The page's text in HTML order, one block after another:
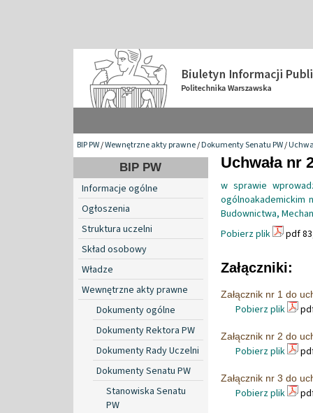
BIP PW/Wewnętrzne akty prawne/Dokumenty Senatu PW/
BIP PW
Informacje ogólne
Ogłoszenia
Struktura uczelni
Skład osobowy
Władze
Wewnętrzne akty prawne
Dokumenty ogólne
Dokumenty Rektora PW
Dokumenty Rady Uczelni
Dokumenty Senatu PW
Stanowiska Senatu
PW
Uchwała nr
w sprawie
ogólnoakademickim
Budownictwa,
Pobierz plik
pdf
Załączniki:
Załącznik nr 1 do
Pobierz plik
Załącznik nr 2 do
Pobierz plik
Załącznik nr 3 do
Pobierz plik